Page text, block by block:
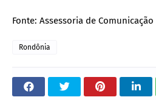
Fonte: Assessoria de
Rondônia